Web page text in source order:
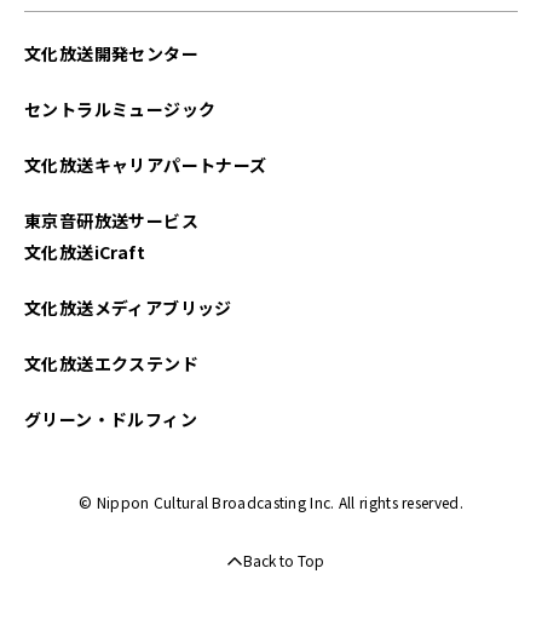
文化放送開発センター
セントラルミュージック
文化放送キャリアパートナーズ
東京音研放送サービス
文化放送iCraft
文化放送メディアブリッジ
文化放送エクステンド
グリーン・ドルフィン
© Nippon Cultural Broadcasting Inc. All rights reserved.
Back to Top